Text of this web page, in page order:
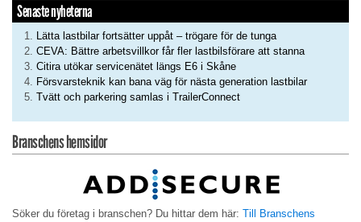
Senaste nyheterna
Lätta lastbilar fortsätter uppåt – trögare för de tunga
CEVA: Bättre arbetsvillkor får fler lastbilsförare att stanna
Citira utökar servicenätet längs E6 i Skåne
Försvarsteknik kan bana väg för nästa generation lastbilar
Tvätt och parkering samlas i TrailerConnect
Branschens hemsidor
Söker du företag i branschen? Du hittar dem här: Till Branschens